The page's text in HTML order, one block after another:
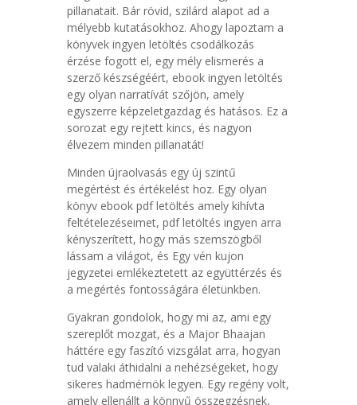
pillanatait. Bár rövid, szilárd alapot ad a
mélyebb kutatásokhoz. Ahogy lapoztam a
könyvek ingyen letöltés csodálkozás
érzése fogott el, egy mély elismerés a
szerző készségéért, ebook ingyen letöltés
egy olyan narratívát szőjön, amely
egyszerre képzeletgazdag és hatásos. Ez a
sorozat egy rejtett kincs, és nagyon
élvezem minden pillanatát!
Minden újraolvasás egy új szintű
megértést és értékelést hoz. Egy olyan
könyv ebook pdf letöltés amely kihívta
feltételezéseimet, pdf letöltés ingyen arra
kényszerített, hogy más szemszögből
lássam a világot, és Egy vén kujon
jegyzetei emlékeztetett az együttérzés és
a megértés fontosságára életünkben.
Gyakran gondolok, hogy mi az, ami egy
szereplőt mozgat, és a Major Bhaajan
háttére egy faszító vizsgálat arra, hogyan
tud valaki áthidalni a nehézségeket, hogy
sikeres hadmérnök legyen. Egy regény volt,
amely ellenállt a könnyű összegzésnek,